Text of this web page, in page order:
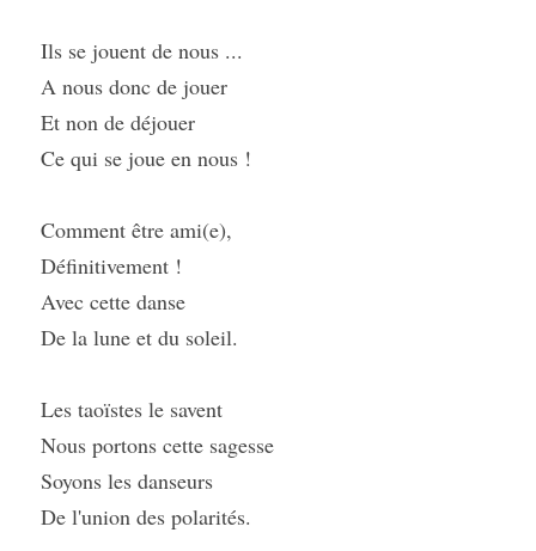
Ils se jouent de nous ...
A nous donc de jouer
Et non de déjouer
Ce qui se joue en nous !
Comment être ami(e),
Définitivement !
Avec cette danse
De la lune et du soleil.
Les taoïstes le savent
Nous portons cette sagesse
Soyons les danseurs
De l'union des polarités.